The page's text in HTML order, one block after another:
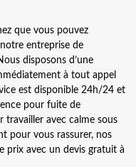
que vous pouvez
entreprise de
disposons d’une
à tout appel
est disponible 24h/24 et
pour fuite de
travailler avec calme sous
pour vous rassurer, nos
prix avec un devis gratuit à